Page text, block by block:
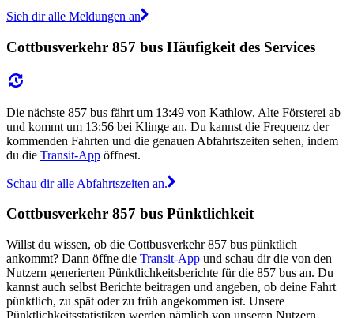
Sieh dir alle Meldungen an
Cottbusverkehr 857 bus Häufigkeit des Services
Die nächste 857 bus fährt um 13:49 von Kathlow, Alte Försterei ab
und kommt um 13:56 bei Klinge an. Du kannst die Frequenz der
kommenden Fahrten und die genauen Abfahrtszeiten sehen, indem
du die Transit-App öffnest.
Schau dir alle Abfahrtszeiten an.
Cottbusverkehr 857 bus Pünktlichkeit
Willst du wissen, ob die Cottbusverkehr 857 bus pünktlich
ankommt? Dann öffne die Transit-App und schau dir die von den
Nutzern generierten Pünktlichkeitsberichte für die 857 bus an. Du
kannst auch selbst Berichte beitragen und angeben, ob deine Fahrt
pünktlich, zu spät oder zu früh angekommen ist. Unsere
Pünktlichkeitsstatistiken werden nämlich von unseren Nutzern